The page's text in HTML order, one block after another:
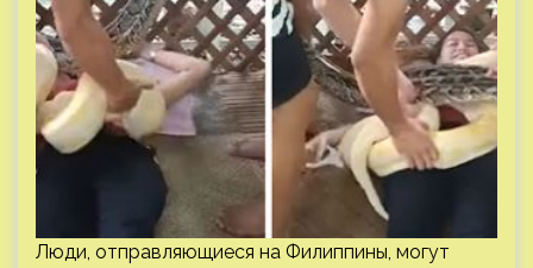
Люди, отправляющиеся на Филиппины, могут